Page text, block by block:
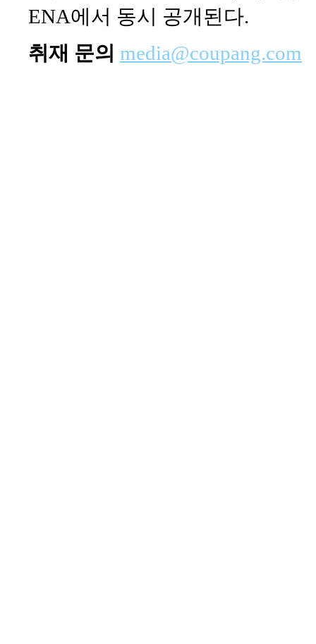
ENA에서 동시 공개된다.
취재 문의 media@coupang.com